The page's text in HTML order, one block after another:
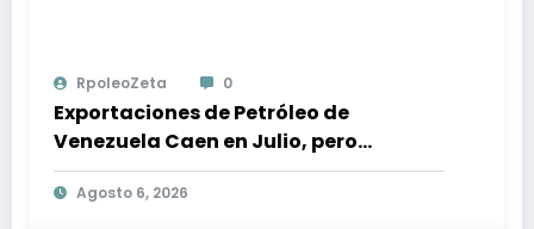
RpoleoZeta 0
Exportaciones de Petróleo de
Venezuela Caen en Julio, pero
Aumentan Envíos a Estados Unidos
Agosto 6, 2026